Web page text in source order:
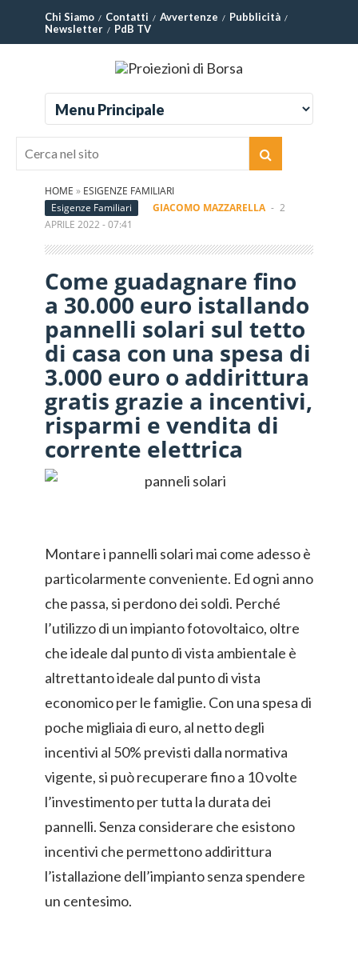
Chi Siamo Contatti Avvertenze
Pubblicità
Newsletter
PdB TV
HOME » ESIGENZE FAMILIARI
Esigenze Familiari
GIACOMO MAZZARELLA - 2
APRILE 2022 - 07:41
Come guadagnare fino
a 30.000 euro istallando
pannelli solari sul tetto
di casa con una spesa di
3.000 euro o addirittura
gratis grazie a incentivi,
risparmi e vendita di
corrente elettrica
Montare i pannelli solari mai come adesso è
particolarmente conveniente. Ed ogni anno
che passa, si perdono dei soldi. Perché
l’utilizzo di un impianto fotovoltaico, oltre
che ideale dal punto di vista ambientale è
altrettanto ideale dal punto di vista
economico per le famiglie. Con una spesa di
poche migliaia di euro, al netto degli
incentivi al 50% previsti dalla normativa
vigente, si può recuperare fino a 10 volte
l’investimento per tutta la durata dei
pannelli. Senza considerare che esistono
incentivi che permettono addirittura
l’istallazione dell’impianto senza spendere
un centesimo.